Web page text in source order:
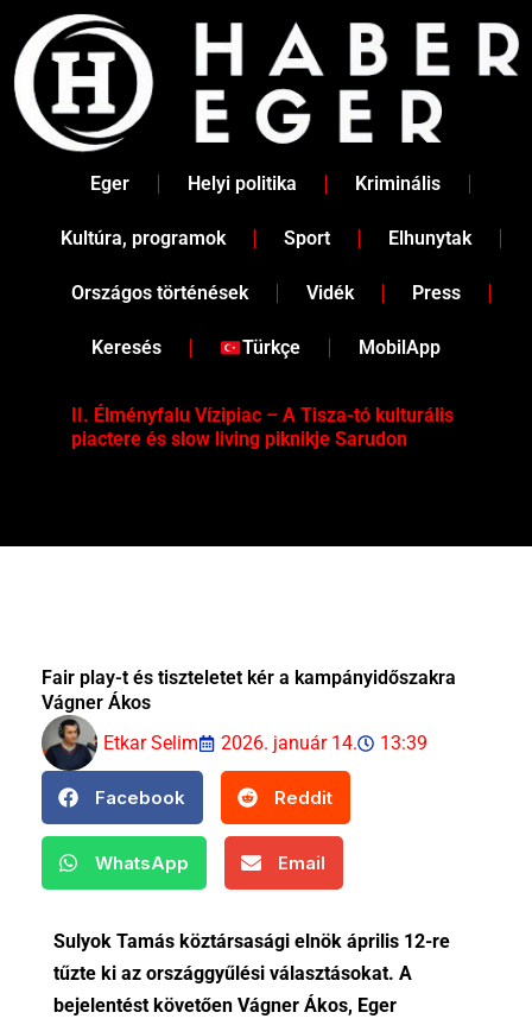
content
Eger Helyi politika Kriminális
Kultúra, programok Sport Elhunytak
Országos történések Vidék Press
Keresés Türkçe MobilApp
II. Élményfalu Vízipiac – A Tisza-tó kulturális
piactere és slow living piknikje Sarudon
Fair play-t és tiszteletet kér a kampányidőszakra
Vágner Ákos
Etkar Selim
2026. január 14. 13:39
Facebook Reddit
WhatsApp Email
Sulyok Tamás köztársasági elnök április 12-re
tűzte ki az országgyűlési választásokat. A
bejelentést követően Vágner Ákos, Eger